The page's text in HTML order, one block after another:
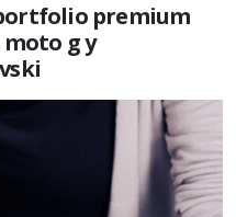
premium
moto g y